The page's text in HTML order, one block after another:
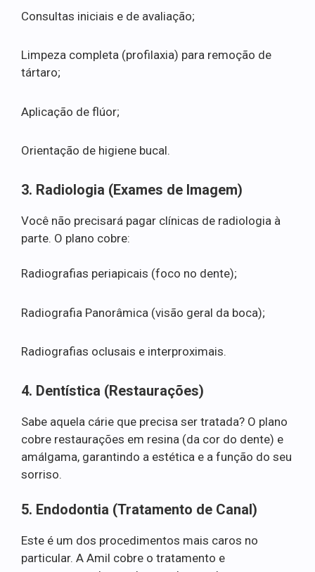
Consultas iniciais e de avaliação;
Limpeza completa (profilaxia) para remoção de
tártaro;
Aplicação de flúor;
Orientação de higiene bucal.
3. Radiologia (Exames de Imagem)
Você não precisará pagar clínicas de radiologia à
parte. O plano cobre:
Radiografias periapicais (foco no dente);
Radiografia Panorâmica (visão geral da boca);
Radiografias oclusais e interproximais.
4. Dentística (Restaurações)
Sabe aquela cárie que precisa ser tratada? O plano
cobre restaurações em resina (da cor do dente) e
amálgama, garantindo a estética e a função do seu
sorriso.
5. Endodontia (Tratamento de Canal)
Este é um dos procedimentos mais caros no
particular. A Amil cobre o tratamento e